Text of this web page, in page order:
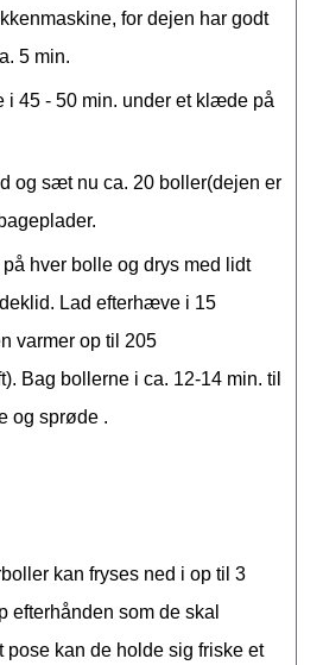
for dejen har godt
5 min.
i 45 - 50 min. under et klæde på
og sæt nu ca. 20 boller(dejen er
hver bolle og drys med lidt
Lad efterhæve i 15
varmer op til 205
Bag bollerne i ca. 12-14 min. til
og sprøde .
kan fryses ned i op til 3
efterhånden som de skal
pose kan de holde sig friske et